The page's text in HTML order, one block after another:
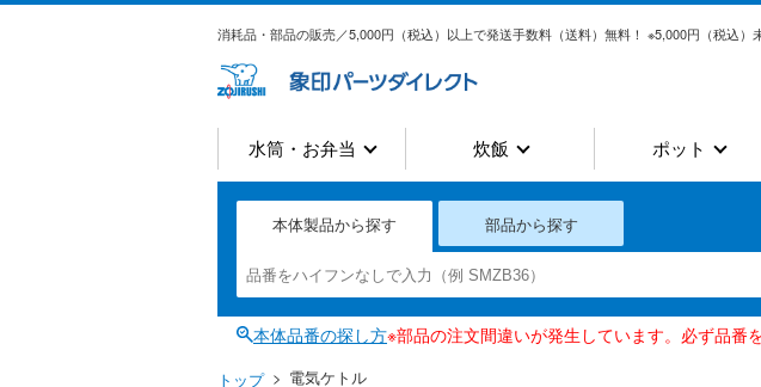
消耗品・部品の販売／5,000円（税込）以上で発送手数料（送料）無料！ ※5,000円（税込）
水筒・お弁当 炊飯 ポット
本体製品から探す 部品から探す
本体品番の探し方※部品の注文間違いが発生しています。必ず品番
トップ 電気ケトル